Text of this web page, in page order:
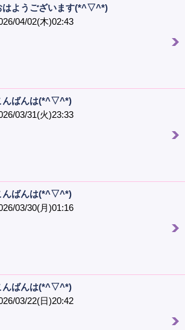
はようございます(*^▽^*)
04/02(木)02:43
んばんは(*^▽^*)
03/31(火)23:33
んばんは(*^▽^*)
03/30(月)01:16
んばんは(*^▽^*)
03/22(日)20:42